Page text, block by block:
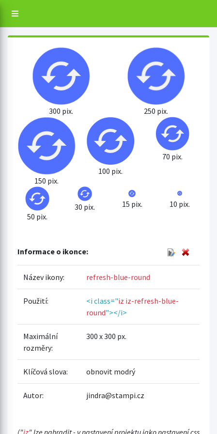
300 pix. 250 pix.
150 pix.
100 pix.
70 pix.
50 pix.
30 pix. 15 pix. 10 pix.
Informace o ikonce:
Název ikony: refresh-blue-round
Použití: <i class="iz iz-refresh-blue-
round"></i>
Maximální
rozměry:
300 x 300 px.
Klíčová slova: obnovit modrý
Autor: jindra@stampi.cz
("iz" lze nahradit - v nastavení projektu jako nastavení css